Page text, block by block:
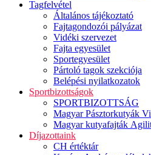
Tagfelvétel
Általános tájékoztató
Fajtagondozói pályázat
Vidéki szervezet
Fajta egyesület
Sportegyesület
Pártoló tagok szekciója
Belépési nyilatkozatok
Sportbizottságok
SPORTBIZOTTSÁG
Magyar Pásztorkutyák
Magyar kutyafajták
Díjazottaink
CH értéktár